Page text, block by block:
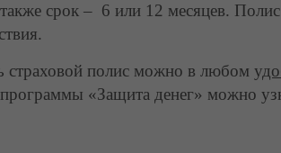
срок – 6 или 12 месяцев.
страховой полис можно в любом
«Защита денег» можно